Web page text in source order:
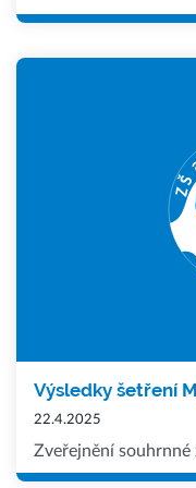
Výsledky šetření
22.4.2025
Zveřejnění souhrnné